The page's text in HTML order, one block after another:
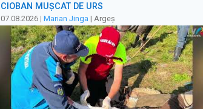
CIOBAN MUȘCAT DE URS
07.08.2026 | Marian Jinga | Argeș